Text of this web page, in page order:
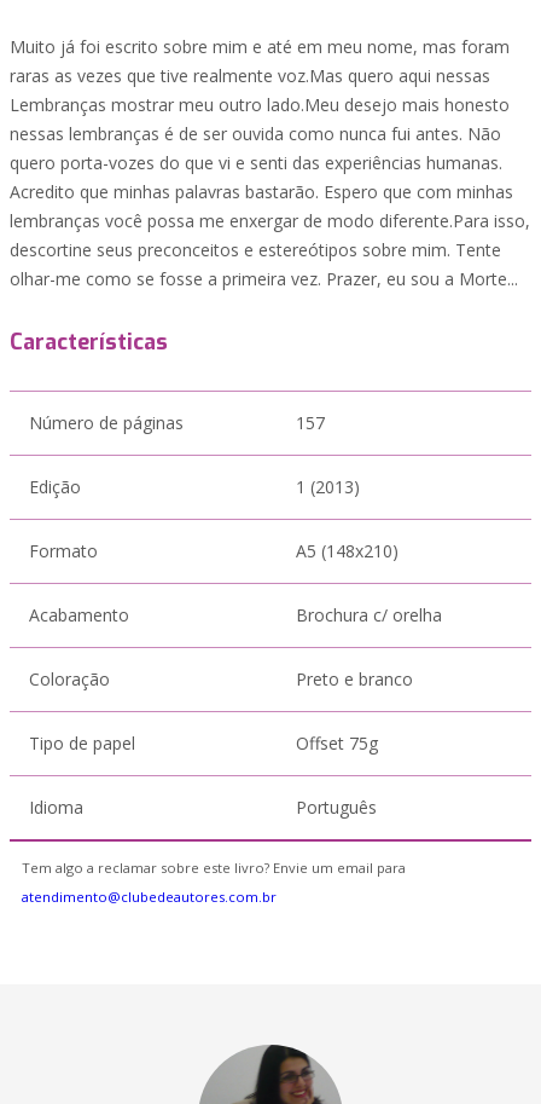
Muito já foi escrito sobre mim e até em meu nome, mas foram
raras as vezes que tive realmente voz.Mas quero aqui nessas
Lembranças mostrar meu outro lado.Meu desejo mais honesto
nessas lembranças é de ser ouvida como nunca fui antes. Não
quero porta-vozes do que vi e senti das experiências humanas.
Acredito que minhas palavras bastarão. Espero que com minhas
lembranças você possa me enxergar de modo diferente.Para isso,
descortine seus preconceitos e estereótipos sobre mim. Tente
olhar-me como se fosse a primeira vez. Prazer, eu sou a Morte...
Características
Número de páginas 157
Edição 1 (2013)
Formato A5 (148x210)
Acabamento Brochura c/ orelha
Coloração Preto e branco
Tipo de papel Offset 75g
Idioma Português
Tem algo a reclamar sobre este livro? Envie um email para
atendimento@clubedeautores.com.br